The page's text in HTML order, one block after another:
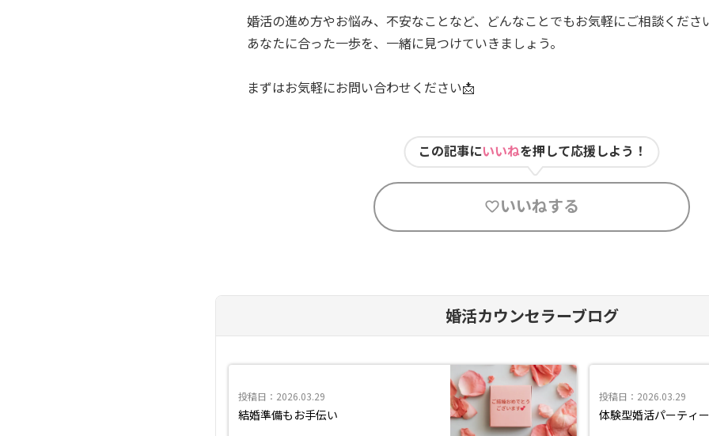
婚活の進め方やお悩み、不安なことなど、どんなことでもお気軽にご相談くださ
あなたに合った一歩を、一緒に見つけていきましょう。
まずはお気軽にお問い合わせください📩
この記事にいいねを押して応援しよう！
いいねする
婚活カウンセラーブログ
投稿日：2026.03.29
結婚準備もお手伝い
投稿日：2026.03.29
体験型婚活パーティ